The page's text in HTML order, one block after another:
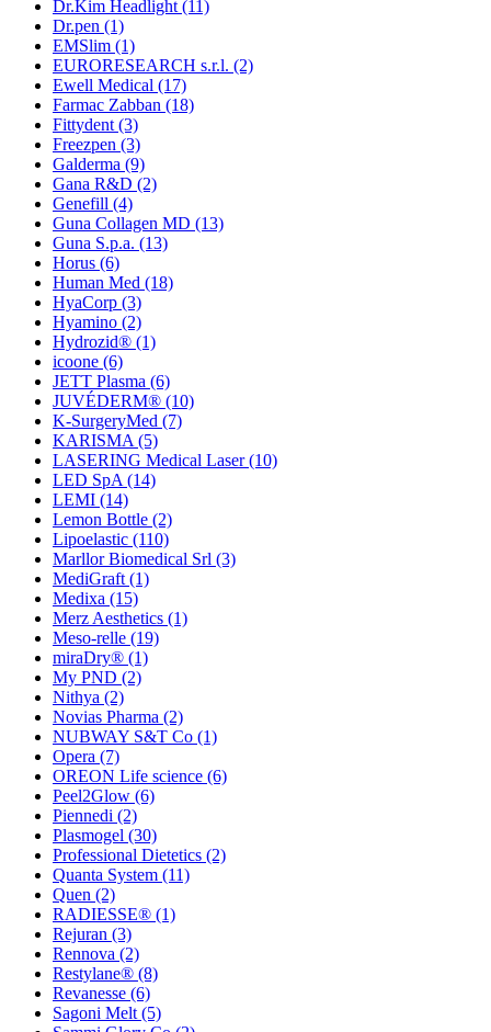
Dr.Kim Headlight (11)
Dr.pen (1)
EMSlim (1)
EURORESEARCH s.r.l. (2)
Ewell Medical (17)
Farmac Zabban (18)
Fittydent (3)
Freezpen (3)
Galderma (9)
Gana R&D (2)
Genefill (4)
Guna Collagen MD (13)
Guna S.p.a. (13)
Horus (6)
Human Med (18)
HyaCorp (3)
Hyamino (2)
Hydrozid® (1)
icoone (6)
JETT Plasma (6)
JUVÉDERM® (10)
K-SurgeryMed (7)
KARISMA (5)
LASERING Medical Laser(10)
LED SpA (14)
LEMI (14)
Lemon Bottle (2)
Lipoelastic (110)
Marllor Biomedical Srl (3)
MediGraft (1)
Medixa (15)
Merz Aesthetics (1)
Meso-relle (19)
miraDry® (1)
My PND (2)
Nithya (2)
Novias Pharma (2)
NUBWAY S&T Co (1)
Opera (7)
OREON Life science (6)
Peel2Glow (6)
Piennedi (2)
Plasmogel (30)
Professional Dietetics (2)
Quanta System (11)
Quen (2)
RADIESSE® (1)
Rejuran (3)
Rennova (2)
Restylane® (8)
Revanesse (6)
Sagoni Melt (5)